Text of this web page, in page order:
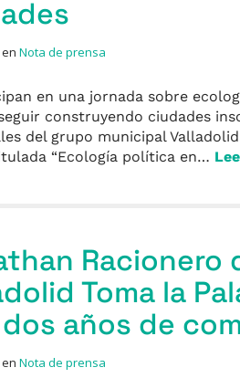
en Nota de prensa
en una jornada sobre
construyendo ciudades
del grupo municipal
“Ecología política en…
Racionero
Toma la
años de
en Nota de prensa